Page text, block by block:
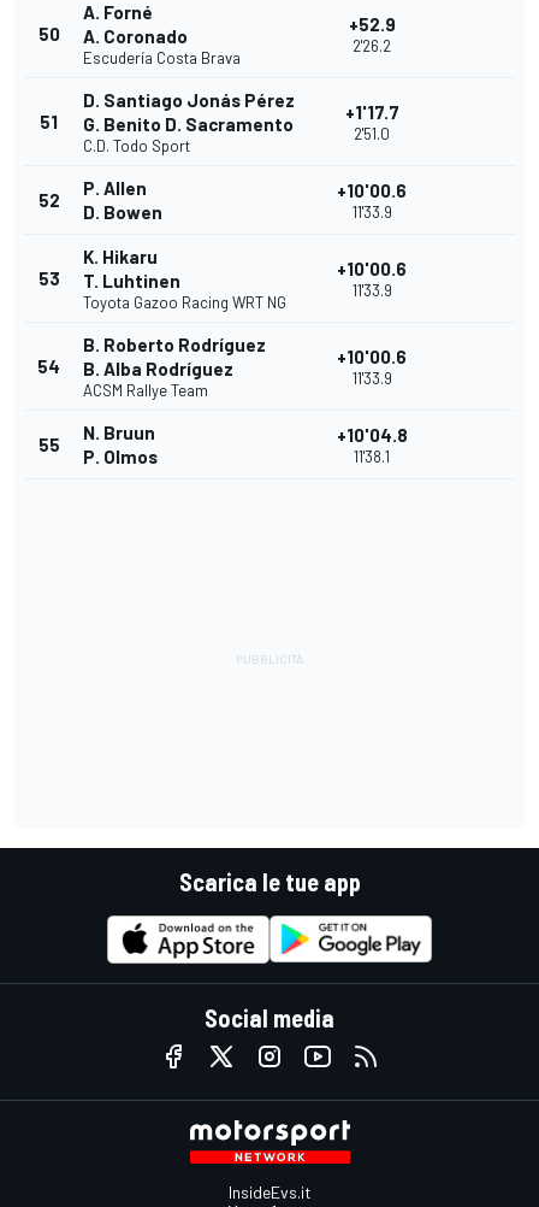
50
A. Forné
A. Coronado
Escudería Costa Brava
+52.9
2'26.2
51
D. Santiago Jonás Pérez
G. Benito D. Sacramento
C.D. Todo Sport
+1'17.7
2'51.0
52
P. Allen
D. Bowen
+10'00.6
11'33.9
53
K. Hikaru
T. Luhtinen
Toyota Gazoo Racing WRT NG
+10'00.6
11'33.9
54
B. Roberto Rodríguez
B. Alba Rodríguez
ACSM Rallye Team
+10'00.6
11'33.9
55
N. Bruun
P. Olmos
+10'04.8
11'38.1
Scarica le tue app
Social media
InsideEvs.it